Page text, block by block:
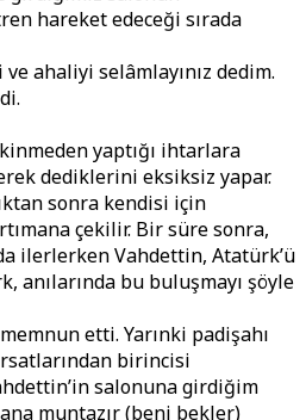
hareket edeceği sırada
ahaliyi selâmlayınız dedim.
yaptığı ihtarlara
dediklerini eksiksiz yapar.
sonra kendisi için
çekilir. Bir süre sonra,
ilerlerken Vahdettin, Atatürk’ü
anılarında bu buluşmayı şöyle
etti. Yarınki padişahı
birincisi
salonuna girdiğim
muntazır (beni bekler)